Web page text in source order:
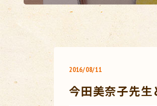
2016/08/11
今田美奈子先生